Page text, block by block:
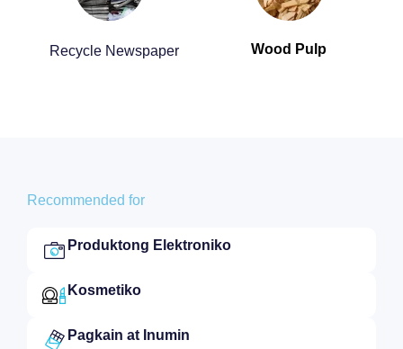
Recycle Newspaper Wood Pulp
Recommended for
Produktong Elektroniko​
Kosmetiko​
Pagkain at Inumin​